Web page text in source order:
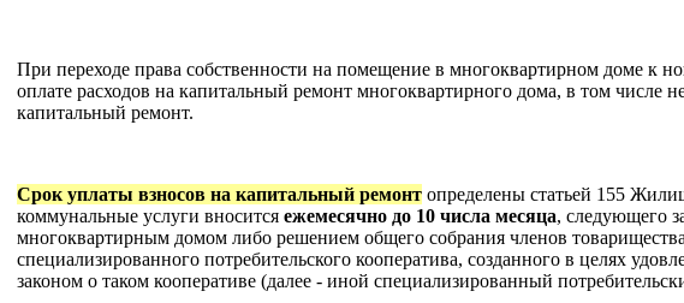
При переходе права собственности на помещение в многоквартирном доме к
оплате расходов на капитальный ремонт многоквартирного дома, в том числе
капитальный ремонт.
Срок уплаты взносов на капитальный ремонт определены статьей 155
коммунальные услуги вносится ежемесячно до 10 числа месяца, следующего
многоквартирным домом либо решением общего собрания членов
специализированного потребительского кооператива, созданного в целях
законом о таком кооперативе (далее - иной специализированный